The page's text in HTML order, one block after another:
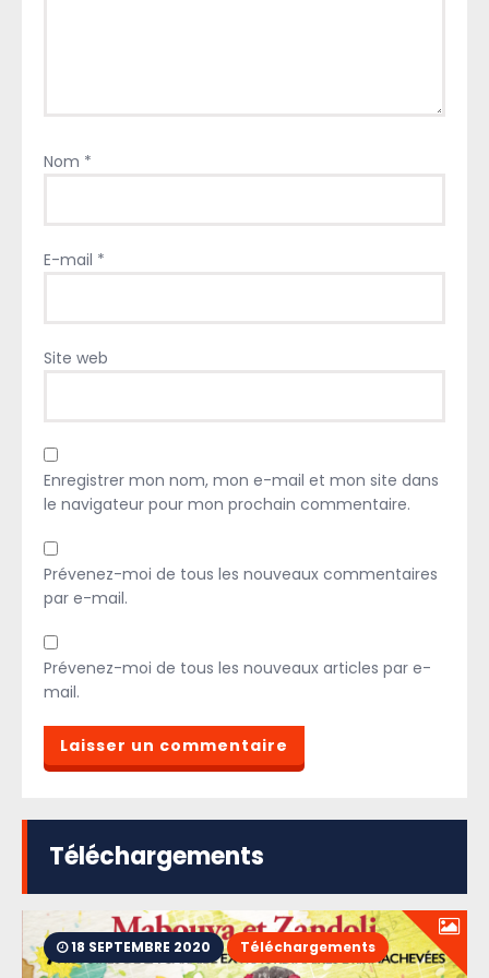
Nom *
E-mail *
Site web
Enregistrer mon nom, mon e-mail et mon site dans
le navigateur pour mon prochain commentaire.
Prévenez-moi de tous les nouveaux commentaires
par e-mail.
Prévenez-moi de tous les nouveaux articles par e-
mail.
Téléchargements
18 SEPTEMBRE 2020 Téléchargements